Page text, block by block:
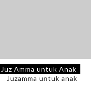
Amma untuk Anak